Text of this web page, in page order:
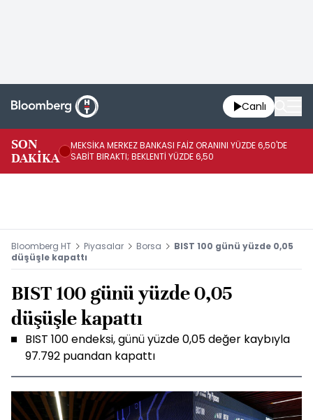
Canlı
SON
DAKİKA
MEKSİKA MERKEZ BANKASI FAİZ ORANINI YÜZDE 6,50'DE
SABİT BIRAKTI; BEKLENTİ YÜZDE 6,50
Bloomberg HT Piyasalar Borsa
BIST 100 günü yüzde 0,05
düşüşle kapattı
BIST 100 günü yüzde 0,05
düşüşle kapattı
BIST 100 endeksi, günü yüzde 0,05 değer kaybıyla
97.792 puandan kapattı